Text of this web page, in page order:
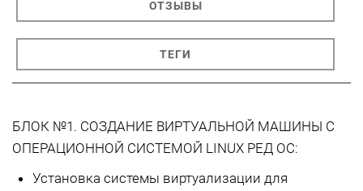
ОТЗЫВЫ
ТЕГИ
БЛОК №1. СОЗДАНИЕ ВИРТУАЛЬНОЙ МАШИНЫ С
ОПЕРАЦИОННОЙ СИСТЕМОЙ LINUX РЕД ОС:
Установка системы виртуализации для